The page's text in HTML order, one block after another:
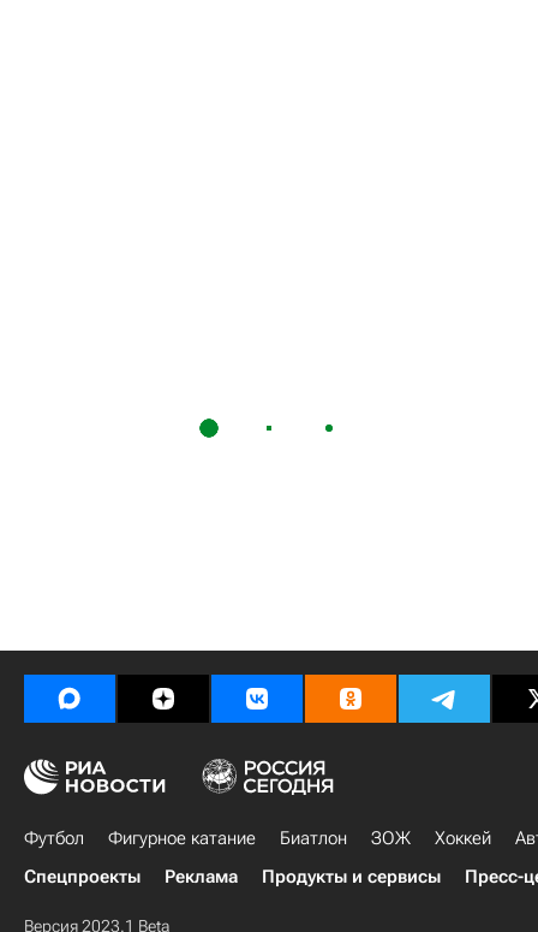
Футбол Фигурное катание Биатлон ЗОЖ Хоккей
Спецпроекты
Реклама Продукты и сервисы Пресс-
Версия 2023.1 Beta